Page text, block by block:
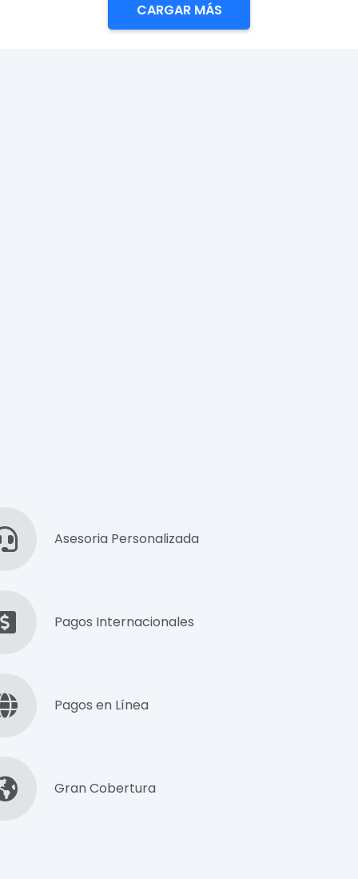
CARGAR MÁS
Asesoria Personalizada
Pagos Internacionales
Pagos en Línea
Gran Cobertura